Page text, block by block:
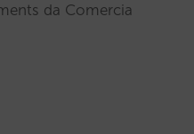
da Comercia